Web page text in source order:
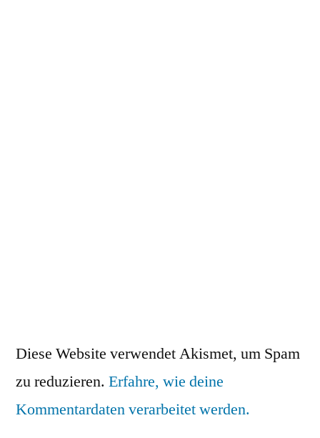
Diese Website verwendet Akismet, um Spam
zu reduzieren. Erfahre, wie deine
Kommentardaten verarbeitet werden.